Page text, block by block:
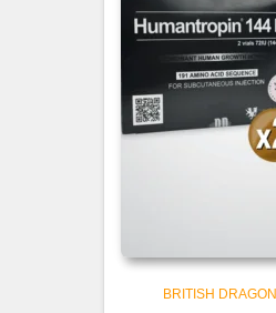
BRITISH DRAGON